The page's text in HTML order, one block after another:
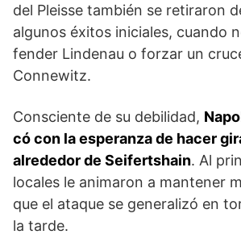
del Pleisse también se retiraron
algunos éxitos iniciales, cuando
fender Lindenau o forzar un
Connewitz.
Consciente de su debilidad,
có con la esperanza de hacer
alrededor de Seifertshain. Al
locales le animaron a mantener
que el ata­que se generalizó en
la tarde.